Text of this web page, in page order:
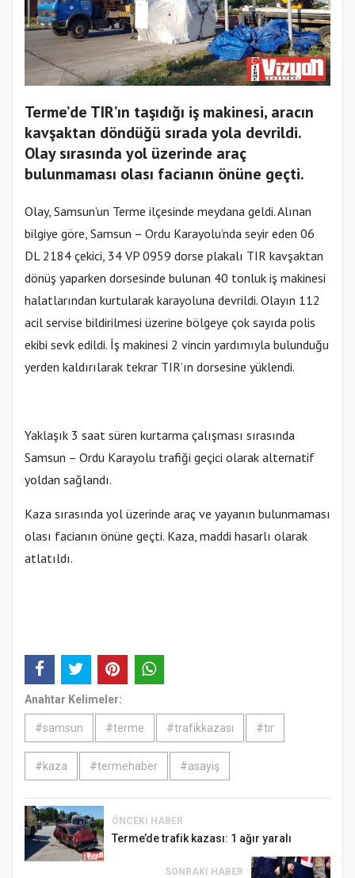
Terme’de TIR’ın taşıdığı iş makinesi, aracın
kavşaktan döndüğü sırada yola devrildi.
Olay sırasında yol üzerinde araç
bulunmaması olası facianın önüne geçti.
Olay, Samsun’un Terme ilçesinde meydana geldi. Alınan
bilgiye göre, Samsun – Ordu Karayolu’nda seyir eden 06
DL 2184 çekici, 34 VP 0959 dorse plakalı TIR kavşaktan
dönüş yaparken dorsesinde bulunan 40 tonluk iş makinesi
halatlarından kurtularak karayoluna devrildi. Olayın 112
acil servise bildirilmesi üzerine bölgeye çok sayıda polis
ekibi sevk edildi. İş makinesi 2 vincin yardımıyla bulunduğu
yerden kaldırılarak tekrar TIR’ın dorsesine yüklendi.
Yaklaşık 3 saat süren kurtarma çalışması sırasında
Samsun – Ordu Karayolu trafiği geçici olarak alternatif
yoldan sağlandı.
Kaza sırasında yol üzerinde araç ve yayanın bulunmaması
olası facianın önüne geçti. Kaza, maddi hasarlı olarak
atlatıldı.
Anahtar Kelimeler:
#samsun #terme #trafikkazası #tır
#kaza #termehaber #asayiş
ÖNCEKI HABER
Terme’de trafik kazası: 1 ağır yaralı
SONRAKI HABER